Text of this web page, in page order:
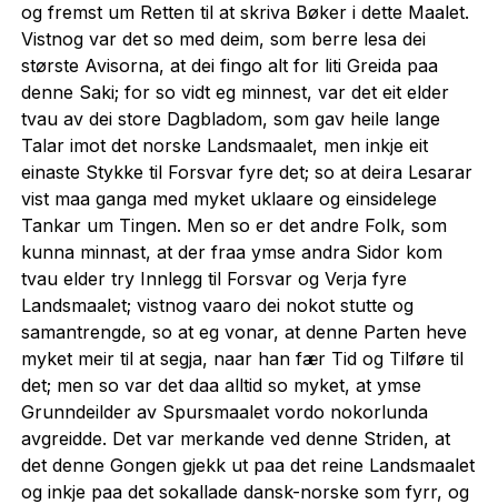
og fremst um Retten til at skriva Bøker i dette Maalet.
Vistnog var det so med deim, som berre lesa dei
største Avisorna, at dei fingo alt for liti Greida paa
denne Saki; for so vidt eg minnest, var det eit elder
tvau av dei store Dagbladom, som gav heile lange
Talar imot det norske Landsmaalet, men inkje eit
einaste Stykke til Forsvar fyre det; so at deira Lesarar
vist maa ganga med myket uklaare og einsidelege
Tankar um Tingen. Men so er det andre Folk, som
kunna minnast, at der fraa ymse andra Sidor kom
tvau elder try Innlegg til Forsvar og Verja fyre
Landsmaalet; vistnog vaaro dei nokot stutte og
samantrengde, so at eg vonar, at denne Parten heve
myket meir til at segja, naar han fær Tid og Tilføre til
det; men so var det daa alltid so myket, at ymse
Grunndeilder av Spursmaalet vordo nokorlunda
avgreidde. Det var merkande ved denne Striden, at
det denne Gongen gjekk ut paa det reine Landsmaalet
og inkje paa det sokallade dansk-norske som fyrr, og